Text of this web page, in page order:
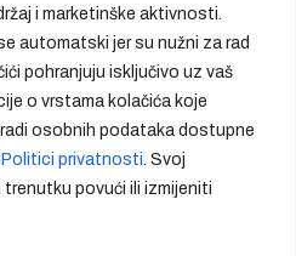
i marketinške aktivnosti.
automatski jer su nužni za rad
pohranjuju isključivo uz vaš
o vrstama kolačića koje
osobnih podataka dostupne
Politici privatnosti . Svoj
povući ili izmijeniti
stvaramo